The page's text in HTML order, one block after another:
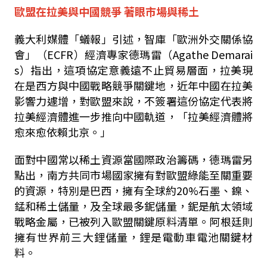
歐盟在拉美與中國競爭 著眼市場與稀土
義大利媒體「蟻報」引述，智庫「歐洲外交關係協
會」（ECFR）經濟專家德瑪雷（Agathe Demarai
s）指出，這項協定意義遠不止貿易層面，拉美現
在是西方與中國戰略競爭關鍵地，近年中國在拉美
影響力遽增，對歐盟來說，不簽署這份協定代表將
拉美經濟體進一步推向中國軌道，「拉美經濟體將
愈來愈依賴北京。」
面對中國常以稀土資源當國際政治籌碼，德瑪雷另
點出，南方共同市場國家擁有對歐盟綠能至關重要
的資源，特別是巴西，擁有全球約20%石墨、鎳、
錳和稀土儲量，及全球最多鈮儲量，鈮是航太領域
戰略金屬，已被列入歐盟關鍵原料清單。阿根廷則
擁有世界前三大鋰儲量，鋰是電動車電池關鍵材
料。